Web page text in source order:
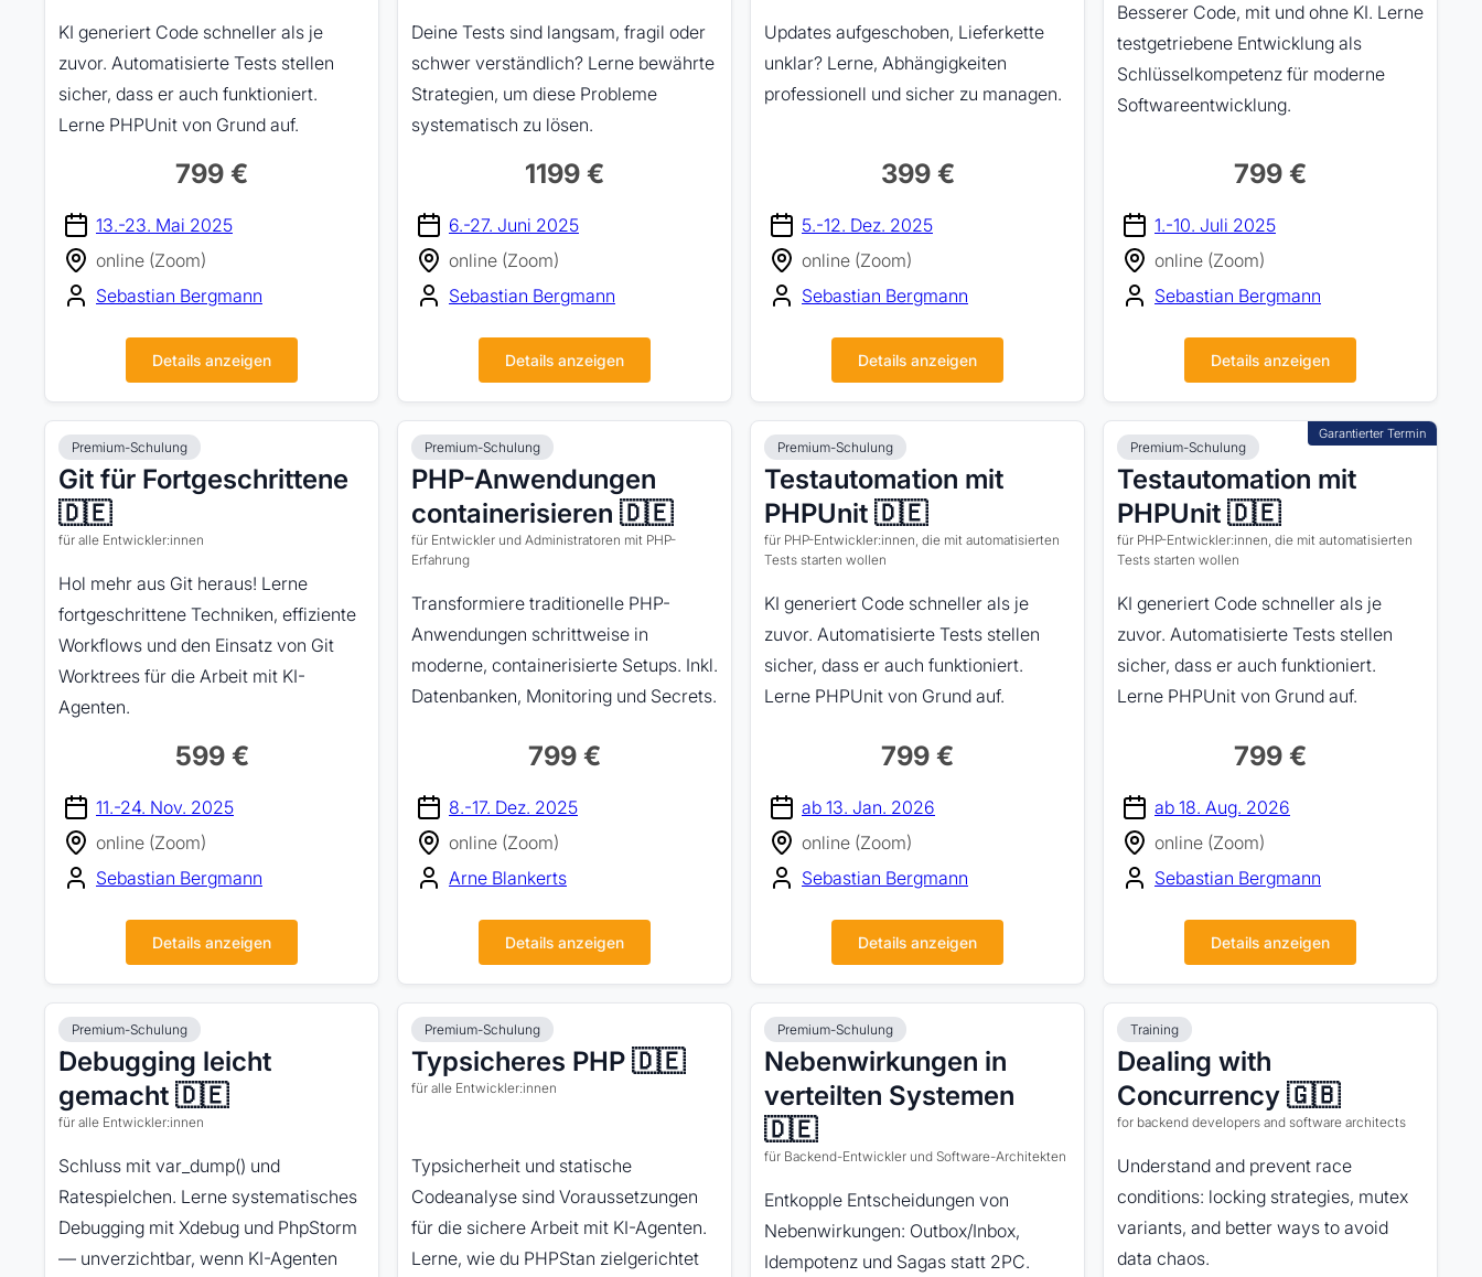
KI generiert Code schneller als je
zuvor. Automatisierte Tests stellen
sicher, dass er auch funktioniert.
Lerne PHPUnit von Grund auf.
799 €
13.-23. Mai 2025
online (Zoom)
Sebastian Bergmann
Details anzeigen
Deine Tests sind langsam, fragil oder
schwer verständlich? Lerne bewährte
Strategien, um diese Probleme
systematisch zu lösen.
1199 €
6.-27. Juni 2025
online (Zoom)
Sebastian Bergmann
Details anzeigen
Updates aufgeschoben, Lieferkette
unklar? Lerne, Abhängigkeiten
professionell und sicher zu managen.
399 €
5.-12. Dez. 2025
online (Zoom)
Sebastian Bergmann
Details anzeigen
Besserer Code, mit und ohne KI. Lerne
testgetriebene Entwicklung als
Schlüsselkompetenz für moderne
Softwareentwicklung.
799 €
1.-10. Juli 2025
online (Zoom)
Sebastian Bergmann
Details anzeigen
Premium-Schulung
Git für Fortgeschrittene
🇩🇪
für alle Entwickler:innen
Hol mehr aus Git heraus! Lerne
fortgeschrittene Techniken, effiziente
Workflows und den Einsatz von Git
Worktrees für die Arbeit mit KI-
Agenten.
599 €
11.-24. Nov. 2025
online (Zoom)
Sebastian Bergmann
Details anzeigen
Premium-Schulung
PHP-Anwendungen
containerisieren 🇩🇪
für Entwickler und Administratoren mit PHP-
Erfahrung
Transformiere traditionelle PHP-
Anwendungen schrittweise in
moderne, containerisierte Setups. Inkl.
Datenbanken, Monitoring und Secrets.
799 €
8.-17. Dez. 2025
online (Zoom)
Arne Blankerts
Details anzeigen
Premium-Schulung
Testautomation mit
PHPUnit 🇩🇪
für PHP-Entwickler:innen, die mit automatisierten
Tests starten wollen
KI generiert Code schneller als je
zuvor. Automatisierte Tests stellen
sicher, dass er auch funktioniert.
Lerne PHPUnit von Grund auf.
799 €
ab 13. Jan. 2026
online (Zoom)
Sebastian Bergmann
Details anzeigen
Premium-Schulung
Testautomation mit
PHPUnit 🇩🇪
für PHP-Entwickler:innen, die mit automatisierten
Tests starten wollen
KI generiert Code schneller als je
zuvor. Automatisierte Tests stellen
sicher, dass er auch funktioniert.
Lerne PHPUnit von Grund auf.
799 €
ab 18. Aug. 2026
online (Zoom)
Sebastian Bergmann
Details anzeigen
Premium-Schulung
Debugging leicht
gemacht 🇩🇪
für alle Entwickler:innen
Schluss mit var_dump() und
Ratespielchen. Lerne systematisches
Debugging mit Xdebug und PhpStorm
— unverzichtbar, wenn KI-Agenten
Premium-Schulung
Typsicheres PHP 🇩🇪
für alle Entwickler:innen
Typsicherheit und statische
Codeanalyse sind Voraussetzungen
für die sichere Arbeit mit KI-Agenten.
Lerne, wie du PHPStan zielgerichtet
Premium-Schulung
Nebenwirkungen in
verteilten Systemen
🇩🇪
für Backend-Entwickler und Software-Architekten
Entkopple Entscheidungen von
Nebenwirkungen: Outbox/Inbox,
Idempotenz und Sagas statt 2PC.
Training
Dealing with
Concurrency 🇬🇧
for backend developers and software architects
Understand and prevent race
conditions: locking strategies, mutex
variants, and better ways to avoid
data chaos.